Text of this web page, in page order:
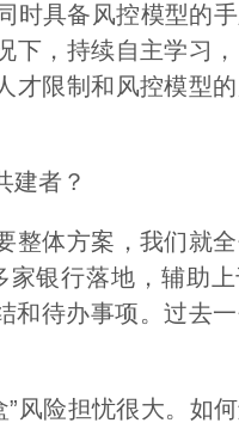
时具备风控模型的
下，持续自主学习
才限制和风控模型
者？
体方案，我们就全
银行落地，辅助
和待办事项。过去
险担忧很大。如